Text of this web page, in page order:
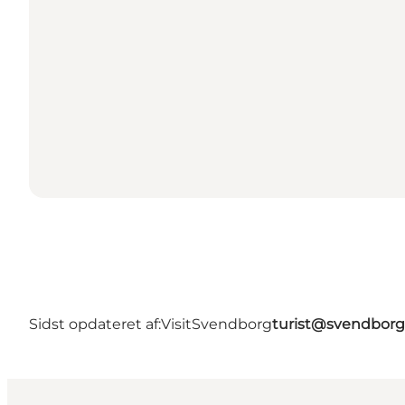
Sidst opdateret af:VisitSvendborg